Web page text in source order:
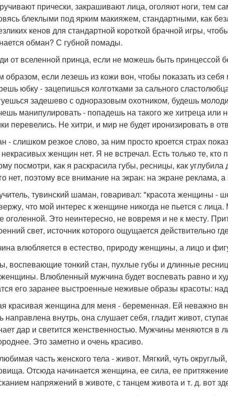
прически, закрашивают лица, оголяют ноги, тем
блеклыми под ярким макияжем, стандартными, как
кенов для стандартной короткой брачной игры,
обман? С губной помады.
от вселенной принца, если не можешь быть принцессой
образом, если лезешь из кожи вон, чтобы показать из
юбку - зацепишься колготками за сального
задешево с одноразовым охотником, будешь
манипулировать - попадешь на такого же хитреца или
перевелись. Не хитри, и мир не будет иронизировать в
- слишком резкое слово, за ним просто кроется страх
некрасивых женщин нет. Я не встречал. Есть только те,
посмотри, как я раскрасила губы, ресницы, как
нет, поэтому все внимание на экран: на экране реклама,
тувинский шаман, говаривал: "красота женщины -
что мой интерес к женщине никогда не пьется с
оголенной. Это неинтересно, не вовремя и не к месту.
свет, источник которого ощущается действительно
влюбляется в естество, природу женщины, а лицо и
воспевающие тонкий стан, пухлые губы и длинные
Влюбленный мужчина будет воспевать равно и
его заранее выстроенные неживые образы красоты:
красивая женщина для меня - беременная. Ей неважно
направлена внутрь, она слушает себя, гладит живот,
дар и светится женственностью. Мужчины меняются в
Это заметно и очень красиво.
часть женского тела - живот. Мягкий, чуть
Отсюда начинается женщина, ее сила, ее
напряжений в животе, с танцем живота и т. д. вот